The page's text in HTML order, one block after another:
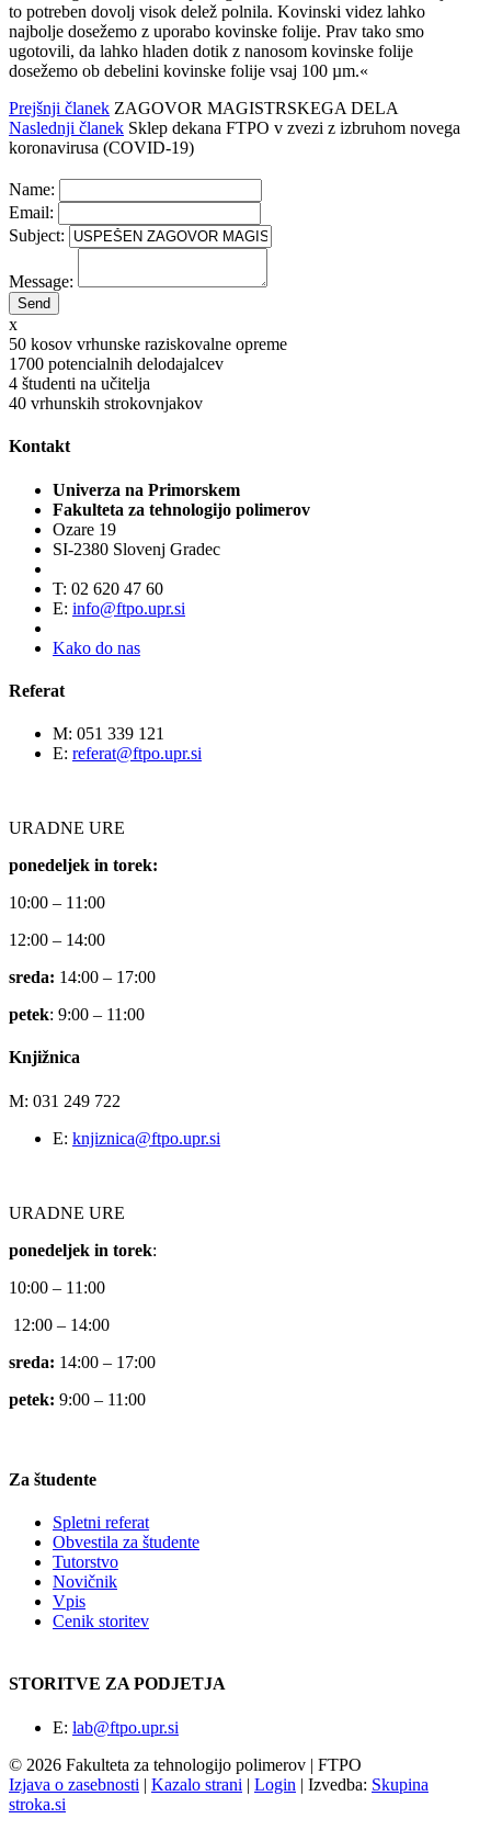
to potreben dovolj visok delež polnila. Kovinski videz lahko
najbolje dosežemo z uporabo kovinske folije. Prav tako smo
ugotovili, da lahko hladen dotik z nanosom kovinske folije
dosežemo ob debelini kovinske folije vsaj 100 µm.«
Prejšnji članek ZAGOVOR MAGISTRSKEGA DELA
Naslednji članek Sklep dekana FTPO v zvezi z izbruhom novega
koronavirusa (COVID-19)
Name:
Email:
Subject:
Message:
x
50 kosov vrhunske raziskovalne opreme
1700 potencialnih delodajalcev
4 študenti na učitelja
40 vrhunskih strokovnjakov
Kontakt
Univerza na Primorskem
Fakulteta za tehnologijo polimerov
Ozare 19
SI-2380 Slovenj Gradec
T: 02 620 47 60
E: info@ftpo.upr.si
Kako do nas
Referat
M: 051 339 121
E: referat@ftpo.upr.si
URADNE URE
ponedeljek in torek:
10:00 – 11:00
12:00 – 14:00
sreda: 14:00 – 17:00
petek: 9:00 – 11:00
Knjižnica
M: 031 249 722
E: knjiznica@ftpo.upr.si
URADNE URE
ponedeljek in torek:
10:00 – 11:00
12:00 – 14:00
sreda: 14:00 – 17:00
petek: 9:00 – 11:00
Za študente
Spletni referat
Obvestila za študente
Tutorstvo
Novičnik
Vpis
Cenik storitev
STORITVE ZA PODJETJA
E: lab@ftpo.upr.si
© 2026 Fakulteta za tehnologijo polimerov | FTPO
Izjava o zasebnosti | Kazalo strani | Login | Izvedba: Skupina
stroka.si